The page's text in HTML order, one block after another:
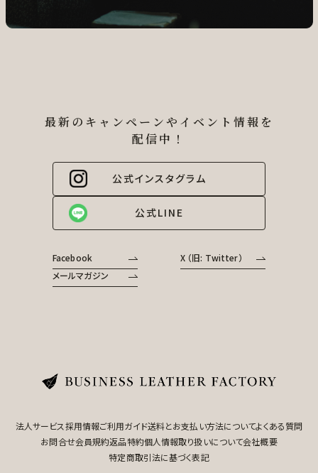
最新のキャンペーンやイベント情報を
配信中！
公式インスタグラム
公式LINE
Facebook
X （旧: Twitter）
メールマガジン
法人サービス採用情報ご利用ガイド送料とお支払い方法についてよくある質問
お問合せ会員規約返品特約個人情報取り扱いについて会社概要
特定商取引法に基づく表記